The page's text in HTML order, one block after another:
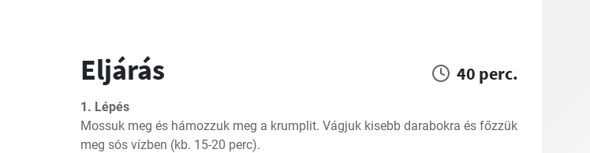
Eljárás 40 perc.
1. Lépés
Mossuk meg és hámozzuk meg a krumplit. Vágjuk kisebb darabokra és főzzük
meg sós vízben (kb. 15-20 perc).